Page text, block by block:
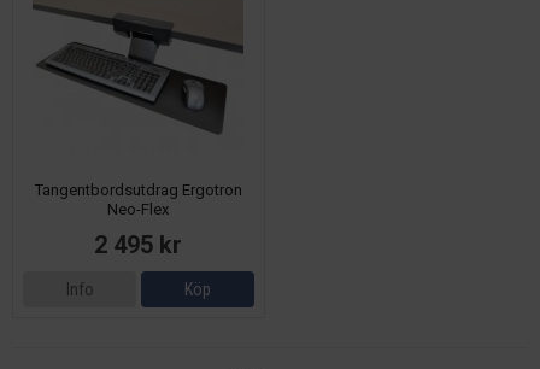
Tangentbordsutdrag Ergotron
Neo-Flex
2 495 kr
Info Köp